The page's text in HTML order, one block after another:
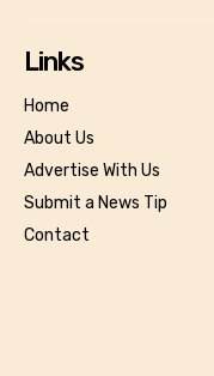
Links
Home
About Us
Advertise With Us
Submit a News Tip
Contact